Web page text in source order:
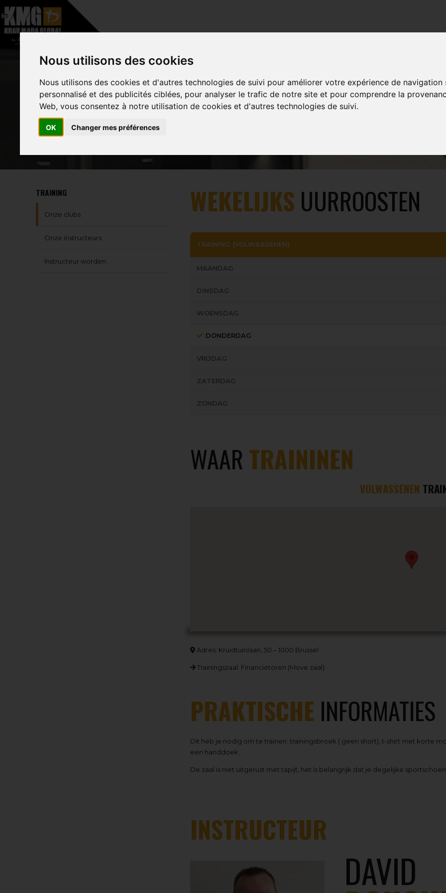
Nous utilisons des cookies
Nous utilisons des cookies et d'autres technologies de suivi pour améliorer votre expérience de
personnalisé et des publicités ciblées, pour analyser le trafic de notre site et pour comprendre la
Web, vous consentez à notre utilisation de cookies et d'autres technologies de suivi.
OK Changer mes préférences BRUSSEL
TRAINING
Onze clubs
Onze instructeurs
Instructeur worden
WEKELIJKS UURROOSTEN
TRAINING (VOLWASSENEN)
MAANDAG
DINSDAG
WOENSDAG
DONDERDAG
VRIJDAG
ZATERDAG
ZONDAG
WAARTRAININEN
VOLWASSENEN
Adres: Kruidtuinlaan, 50 – 1000 Brussel
Trainingszaal: Financietoren (Move zaal)
PRAKTISCHE INFORMATIES
Dit heb je nodig om te trainen: trainingsbroek ( geen short), t-shirt met korte
een handdoek.
De zaal is niet uitgerust met tapijt, het is belangrijk dat je degelijke
INSTRUCTEUR
DAVID